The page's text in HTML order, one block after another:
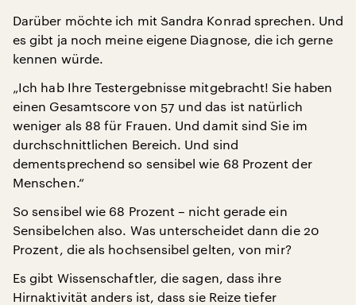
Darüber möchte ich mit Sandra Konrad sprechen. Und
es gibt ja noch meine eigene Diagnose, die ich gerne
kennen würde.
„Ich hab Ihre Testergebnisse mitgebracht! Sie haben
einen Gesamtscore von 57 und das ist natürlich
weniger als 88 für Frauen. Und damit sind Sie im
durchschnittlichen Bereich. Und sind
dementsprechend so sensibel wie 68 Prozent der
Menschen.“
So sensibel wie 68 Prozent – nicht gerade ein
Sensibelchen also. Was unterscheidet dann die 20
Prozent, die als hochsensibel gelten, von mir?
Es gibt Wissenschaftler, die sagen, dass ihre
Hirnaktivität anders ist, dass sie Reize tiefer